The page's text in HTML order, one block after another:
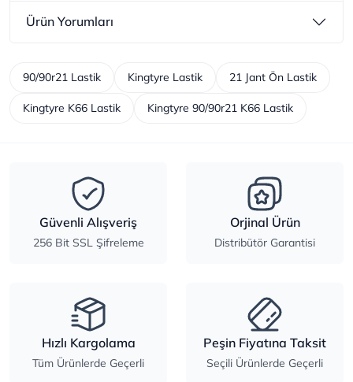
Ürün Yorumları
90/90r21 Lastik Kingtyre Lastik 21 Jant Ön Lastik
Kingtyre K66 Lastik Kingtyre 90/90r21 K66 Lastik
Güvenli Alışveriş
256 Bit SSL Şifreleme
Orjinal Ürün
Distribütör Garantisi
Hızlı Kargolama
Tüm Ürünlerde Geçerli
Peşin Fiyatına Taksit
Seçili Ürünlerde Geçerli